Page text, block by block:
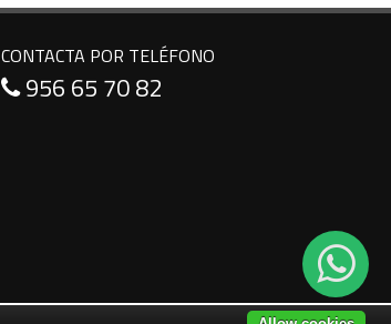
CONTACTA POR TELÉFONO
956 65 70 82